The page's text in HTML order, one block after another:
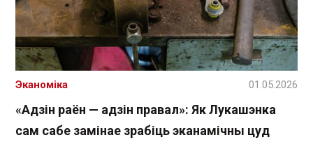
«Адзін раён — адзін правал»: Як Лукашэнка
сам сабе замінае зрабіць эканамічны цуд
Эканоміка 01.05.2026